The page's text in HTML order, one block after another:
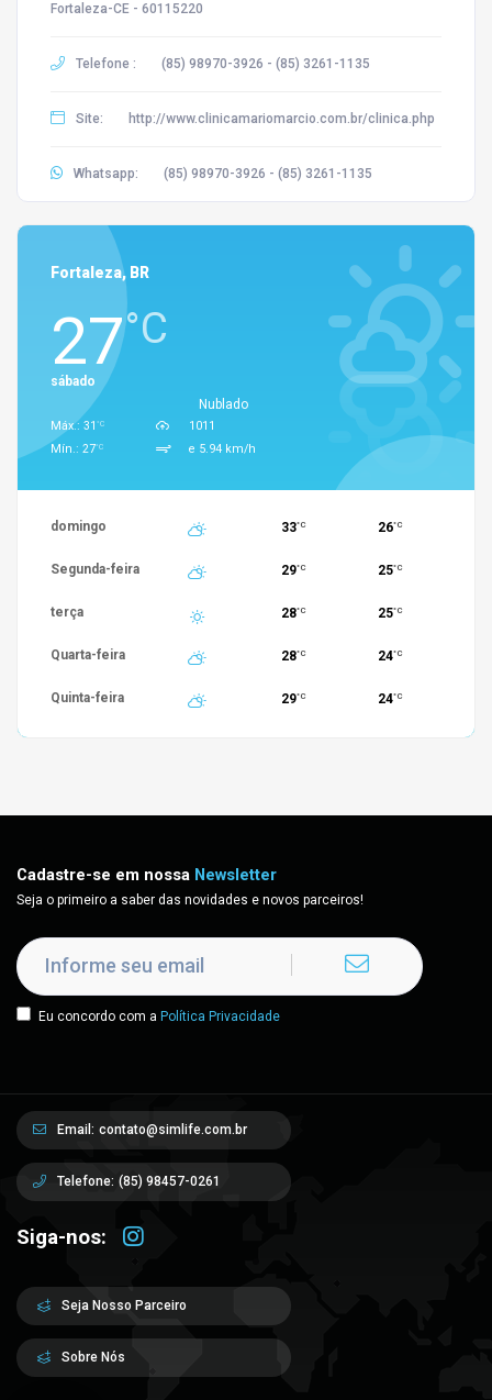
Fortaleza-CE - 60115220
Telefone : (85) 98970-3926 - (85) 3261-1135
Site: http://www.clinicamariomarcio.com.br/clinica.php
Whatsapp: (85) 98970-3926 - (85) 3261-1135
Fortaleza, BR
27°C
Nublado
sábado
Máx.: 31 °C
Mín.: 27°C
1011
e 5.94 km/h
domingo 33°C 26°C
Segunda-feira 29°C 25°C
terça 28°C 25°C
Quarta-feira 28°C 24°C
Quinta-feira 29°C 24°C
Cadastre-se em nossa Newsletter
Seja o primeiro a saber das novidades e novos parceiros!
Eu concordo com a Política Privacidade
Email: contato@simlife.com.br
Telefone: (85) 98457-0261
Siga-nos:
Seja Nosso Parceiro
Sobre Nós